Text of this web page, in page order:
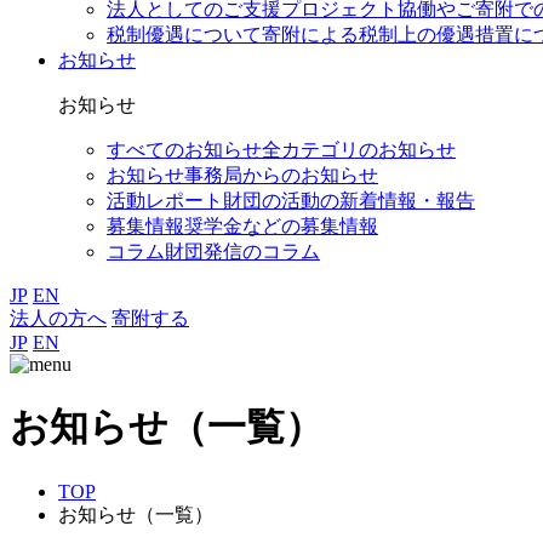
法人としてのご支援プロジェクト協働やご寄附で
税制優遇について寄附による税制上の優遇措置に
お知らせ
お知らせ
すべてのお知らせ全カテゴリのお知らせ
お知らせ事務局からのお知らせ
活動レポート 財団の活動の新着情報・報告
募集情報奨学金などの募集情報
コラム財団発信のコラム
JP EN
法人の方へ 寄附する
JP EN
お知らせ（一覧）
TOP
お知らせ（一覧）